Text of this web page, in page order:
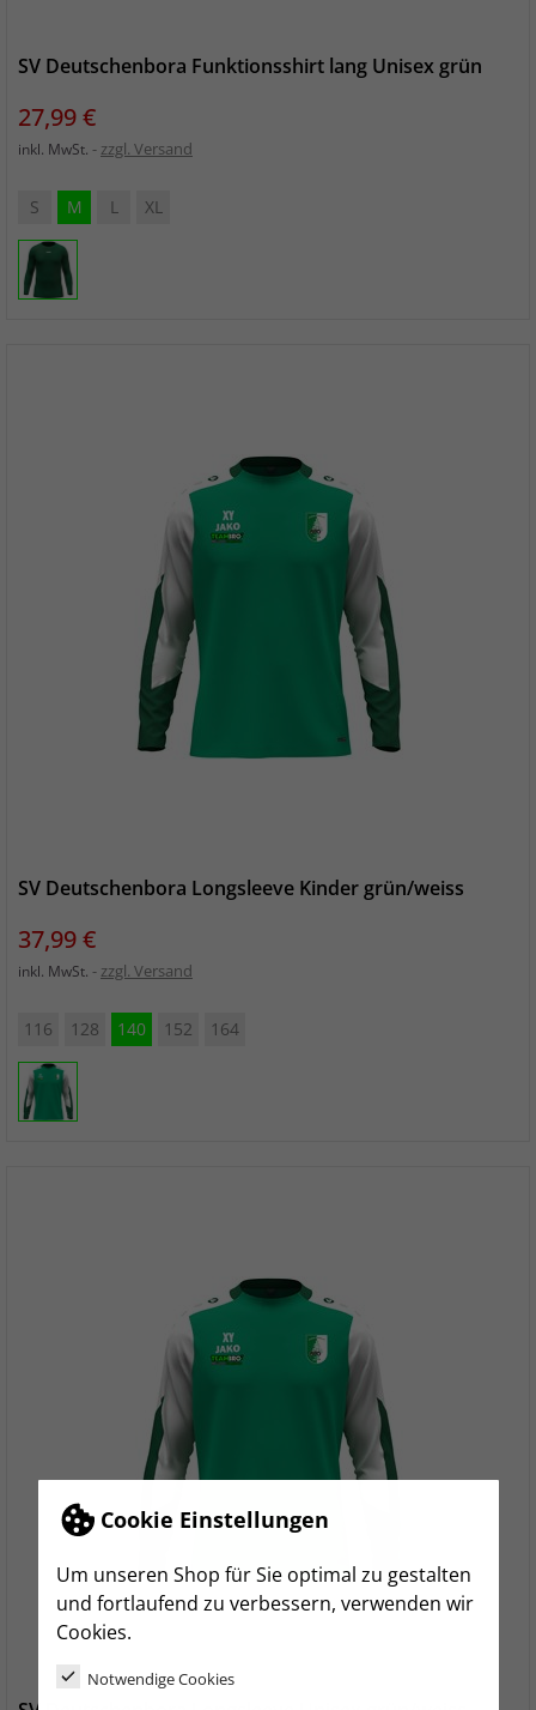
Cookie Einstellungen
Um unseren Shop für Sie optimal zu gestalten
und fortlaufend zu verbessern, verwenden wir
Cookies.
Notwendige Cookies
SV Deutschenbora Funktionsshirt lang Unisex grün
Preis
27,99 €
inkl. MwSt. zzgl. Versand
S M L XL
SV Deutschenbora Longsleeve Kinder grün/weiss
Preis
37,99 €
inkl. MwSt. zzgl. Versand
116 128 140 152 164